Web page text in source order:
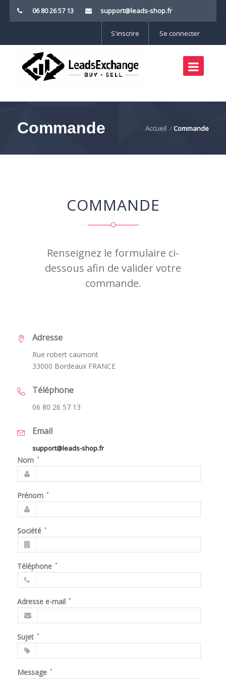
06 80 26 57 13 support@leads-shop.fr
S'inscrire Se connecter
Commande Accueil / Commande
COMMANDE
Renseignez le formulaire ci-
dessous afin de valider votre
commande.
Adresse
Rue robert caumont
33000 Bordeaux FRANCE
Téléphone
06 80 26 57 13
Email
support@leads-shop.fr
Nom
Prénom
Société
Téléphone
Adresse e-mail
Sujet
Message